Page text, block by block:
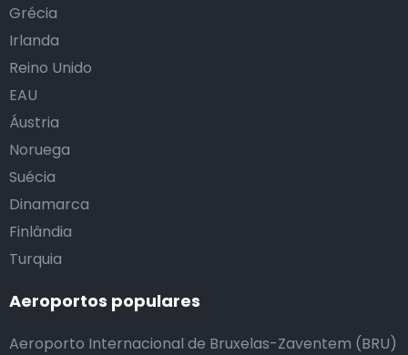
Grécia
Irlanda
Reino Unido
EAU
Áustria
Noruega
Suécia
Dinamarca
Finlândia
Turquia
Aeroportos populares
Aeroporto Internacional de Bruxelas-Zaventem (BRU)